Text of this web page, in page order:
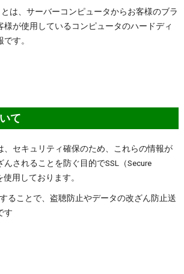
は、サーバーコンピュータからお客様のブラ
様が使用しているコンピュータのハードディ
す。
て
、セキュリティ確保のため、これらの情報が
されることを防ぐ目的でSSL（Secure
用しております。
ることで、盗聴防止やデータの改ざん防止送
す